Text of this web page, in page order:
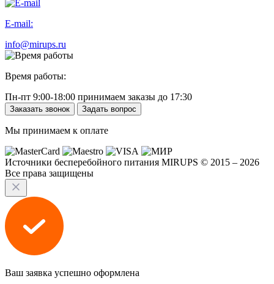
E-mail:
info@mirups.ru
Время работы:
Пн-пт 9:00-18:00 принимаем заказы до 17:30
Заказать звонок Задать вопрос
Мы принимаем к оплате
Источники бесперебойного питания MIRUPS © 2015 – 2026
Все права защищены
Ваш заявка успешно оформлена